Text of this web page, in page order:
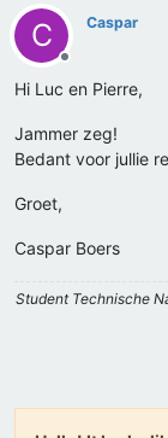
C
Offline
Caspar
Hi Luc en Pierre,
Jammer zeg!
Bedant voor jullie
Groet,
Caspar Boers
Student Technische